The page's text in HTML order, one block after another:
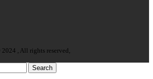
, All rights reserved,
Search